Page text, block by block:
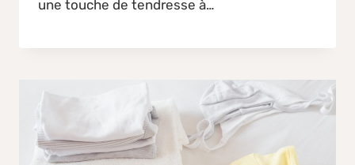
une touche de tendresse à…